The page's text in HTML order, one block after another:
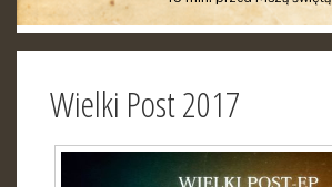
Wielki Post 2017